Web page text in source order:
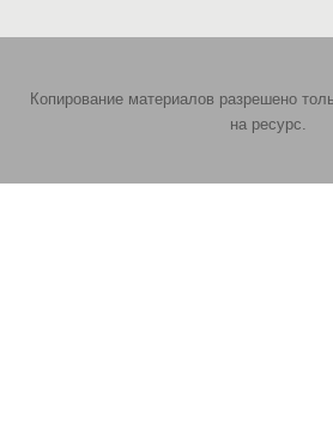
Копирование материалов разрешено
на ресурс.